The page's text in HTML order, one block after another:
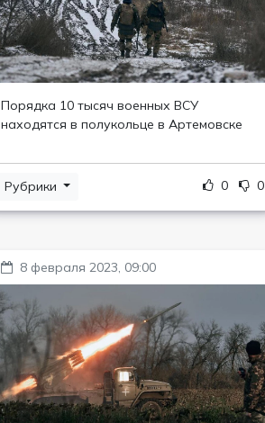
Порядка 10 тысяч военных ВСУ
находятся в полукольце в Артемовске
Рубрики 0 0
8 февраля 2023, 09:00